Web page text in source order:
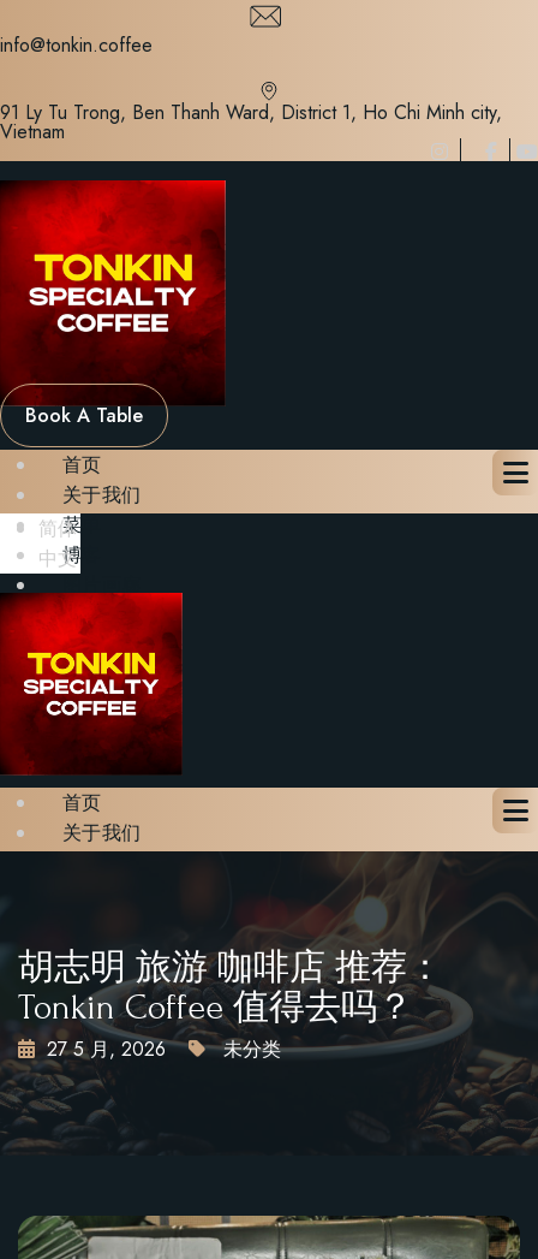
to
info@tonkin.coffee
91 Ly Tu Trong, Ben Thanh Ward, District 1, Ho Chi Minh city,
Vietnam
Book A Table
首页
关于我们
菜单
博客
联系我们
预订座位
X
简体
中文
首页
关于我们
联系我们
预订座位
X
胡志明 旅游 咖啡店 推荐：
Tonkin Coffee 值得去吗？
27 5 月, 2026 未分类